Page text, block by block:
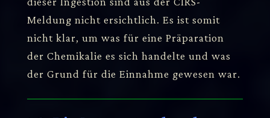
Meldung nicht ersichtlich. Es ist somit
nicht klar, um was für eine Präparation
der Chemikalie es sich handelte und was
der Grund für die Einnahme gewesen war.